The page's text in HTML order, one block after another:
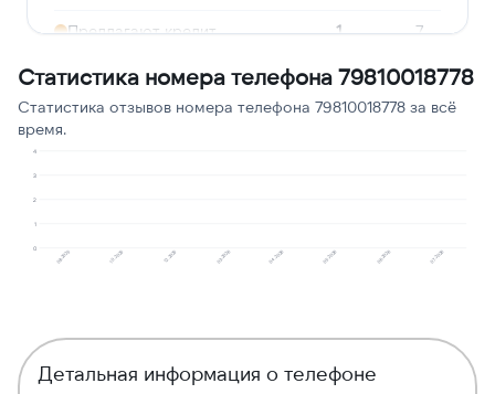
Предлагают кредит 1 7
Навязчивые звонки 1 7
Подозрение на
Статистика номера телефона 79810018778
Статистика отзывов номера телефона 79810018778 за всё
время.
0
1
2
3
4
08.2025 10.2025 12.2025 03.2026 04.2026 05.2026 06.2026 07.2026
Детальная информация о телефоне